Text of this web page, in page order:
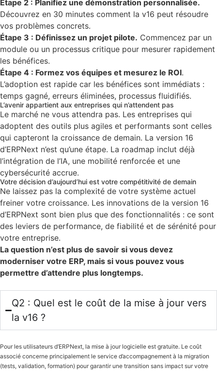
Étape 2 : Planifiez une démonstration personnalisée.
Découvrez en 30 minutes comment la v16 peut résoudre
vos problèmes concrets.
Étape 3 : Définissez un projet pilote. Commencez par un
module ou un processus critique pour mesurer rapidement
les bénéfices.
Étape 4 : Formez vos équipes et mesurez le ROI.
L’adoption est rapide car les bénéfices sont immédiats :
temps gagné, erreurs éliminées, processus fluidifiés.
L’avenir appartient aux entreprises qui n’attendent pas
Le marché ne vous attendra pas. Les entreprises qui
adoptent des outils plus agiles et performants sont celles
qui capteront la croissance de demain. La version 16
d’ERPNext n’est qu’une étape. La roadmap inclut déjà
l’intégration de l’IA, une mobilité renforcée et une
cybersécurité accrue.
Votre décision d’aujourd’hui est votre compétitivité de demain
Ne laissez pas la complexité de votre système actuel
freiner votre croissance. Les innovations de la version 16
d’ERPNext sont bien plus que des fonctionnalités : ce sont
des leviers de performance, de fiabilité et de sérénité pour
votre entreprise.
La question n’est plus de savoir si vous devez
moderniser votre ERP, mais si vous pouvez vous
permettre d’attendre plus longtemps.
Q2 : Quel est le coût de la mise à jour vers
la v16 ?
Pour les utilisateurs d’ERPNext, la mise à jour logicielle est gratuite. Le coût
associé concerne principalement le service d’accompagnement à la migration
(tests, validation, formation) pour garantir une transition sans impact sur votre